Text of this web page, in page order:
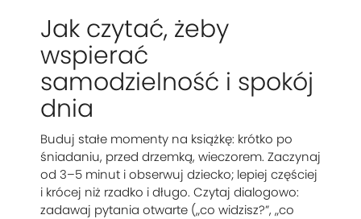
Jak czytać, żeby
wspierać
samodzielność i spokój
dnia
Buduj stałe momenty na książkę: krótko po
śniadaniu, przed drzemką, wieczorem. Zaczynaj
od 3–5 minut i obserwuj dziecko; lepiej częściej
i krócej niż rzadko i długo. Czytaj dialogowo:
zadawaj pytania otwarte („co widzisz?”, „co